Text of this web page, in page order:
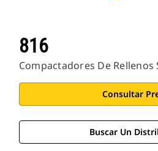
816
Compactadores De Rellenos
Consultar
Buscar Un